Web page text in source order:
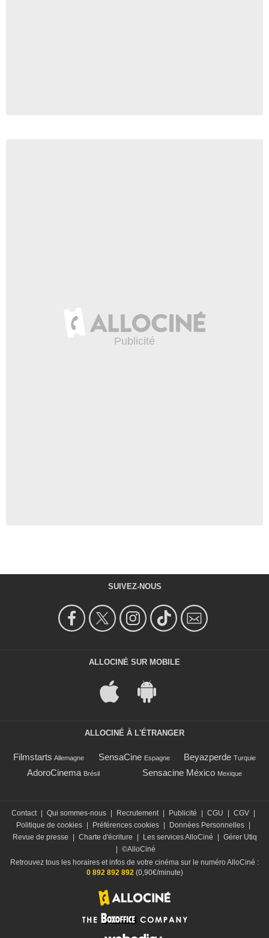
SUIVEZ-NOUS
ALLOCINÉ SUR MOBILE
ALLOCINÉ À L'ÉTRANGER
Filmstarts Allemagne SensaCine Espagne Beyazperde Turquie
AdoroCinema Brésil Sensacine México Mexique
Contact Qui sommes-nous Recrutement Publicité CGU CGV
Politique de cookies
Préférences cookies Données Personnelles
Revue de presse
Charte d'écriture Les services AlloCiné
Gérer Utiq
©AlloCiné
Retrouvez tous les horaires et infos de votre cinéma sur le numéro AlloCiné :
0 892 892 892(0,90€/minute)